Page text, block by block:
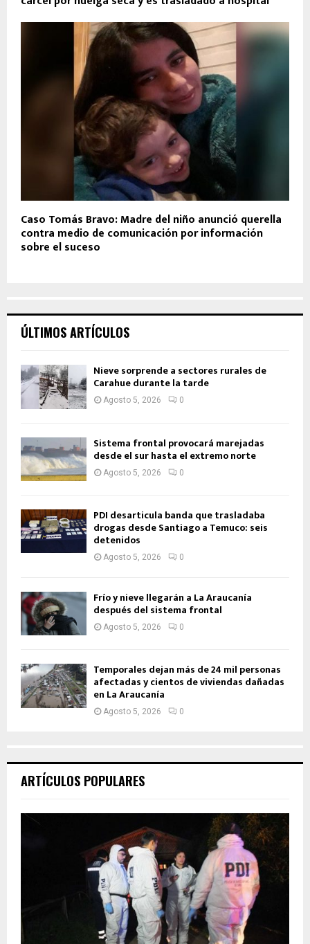
Caso Tomás Bravo: Madre del niño anunció querella
contra medio de comunicación por información
sobre el suceso
ÚLTIMOS ARTÍCULOS
Nieve sorprende a sectores rurales de
Carahue durante la tarde
Agosto 5, 2026 0
Sistema frontal provocará marejadas
desde el sur hasta el extremo norte
Agosto 5, 2026 0
PDI desarticula banda que trasladaba
drogas desde Santiago a Temuco: seis
detenidos
Agosto 5, 2026 0
Frío y nieve llegarán a La Araucanía
después del sistema frontal
Agosto 5, 2026 0
Temporales dejan más de 24 mil personas
afectadas y cientos de viviendas dañadas
en La Araucanía
Agosto 5, 2026 0
ARTÍCULOS POPULARES